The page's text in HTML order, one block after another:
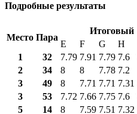
Подробные результаты
Место Пара
Итоговый
E F G H
1
32 7.79 7.91 7.79 7.6
2
34 8 8 7.78 7.2
3
49 8 7.71 7.71 7.31
3
53 7.72 7.66 7.75 7.6
5
14 8 7.59 7.51 7.32